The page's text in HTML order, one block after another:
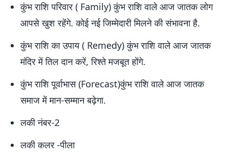
कुंभ राशि परिवार ( Family) कुंभ राशि वाले आज जातक लोग
आपसे खुश रहेंगे. कोई नई जिम्मेदारी मिलने की संभावना है.
कुंभ राशि का उपाय ( Remedy) कुंभ राशि वाले आज जातक
मंदिर में तिल दान करें, रिश्ते मजबूत होंगे.
कुंभ राशि पूर्वाभास (Forecast)कुंभ राशि वाले आज जातक
समाज में मान-सम्मान बढ़ेगा.
लकी नंबर-2
लकी कलर -पीला